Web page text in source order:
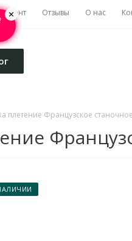
Ремонт Отзывы О нас
плетение Французское